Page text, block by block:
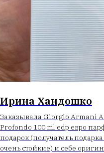
Ирина Хандошко
Заказывала Giorgio Armani
Profondo 100 ml edp евро
подарок (получатель
очень стойкие) и себе